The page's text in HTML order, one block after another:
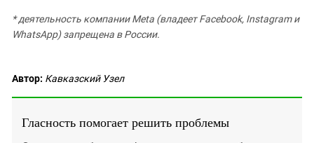
* деятельность компании Meta (владеет Facebook, Instagram и
WhatsApp) запрещена в России.
Автор: Кавказский Узел
Гласность помогает решить проблемы